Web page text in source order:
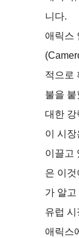
니다.
애릭스
적으로
불을 붙
대한 강
이 시
이끌고
은 이
가 알고
유럽 ​​시
애릭스